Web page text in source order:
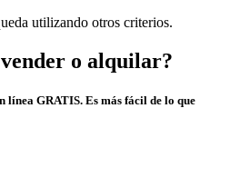
utilizando otros criterios.
o alquilar?
línea GRATIS. Es más fácil de lo que